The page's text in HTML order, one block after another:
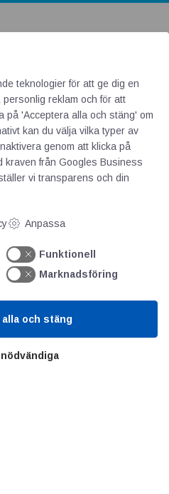
teknologier för att ge dig en
reklam och för att
på 'Acceptera alla och stäng' om
kan du välja vilka typer av
genom att klicka på
kraven från Googles Business
vi transparens och din
Anpassa
Funktionell
Marknadsföring
och stäng